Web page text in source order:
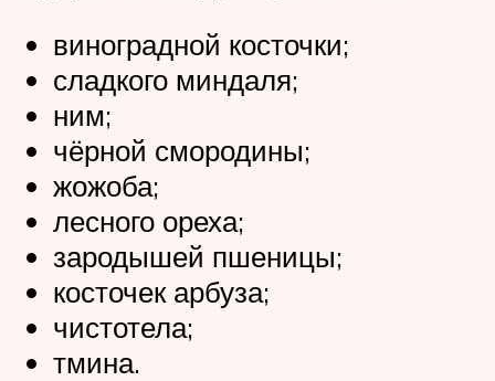
виноградной косточки;
сладкого миндаля;
ним;
чёрной смородины;
жожоба;
лесного ореха;
зародышей пшеницы;
косточек арбуза;
чистотела;
тмина.